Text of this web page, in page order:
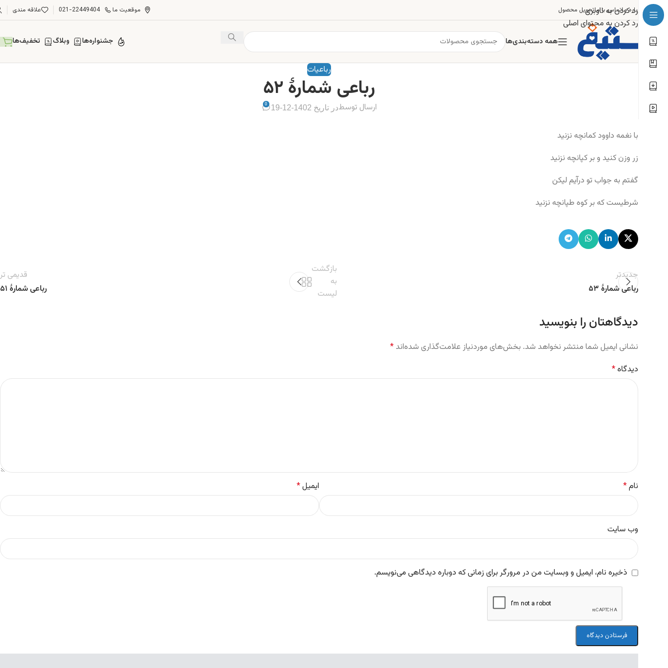
رد کردن به ناوبری
رد کردن به محتوای اصلی
درباره ماتماس با ماتحویل محصول موقعیت ما 021-22449404 علاقه مندی
همه دسته‌بندی‌ها جشنواره‌ها وبلاگ تخفیف‌ها
رباعیات
رباعی شمارهٔ ۵۲
ارسال توسطدر تاریخ 1402-12-19 0
با نغمه داوود کمانچه نزنید
زر وزن کنید و بر کپانچه نزنید
گفتم به جواب تو درآیم لیکن
شرطیست که بر کوه طپانچه نزنید
جدیدتر
رباعی شمارهٔ ۵۳
بازگشت
به
لیست
قدیمی تر
رباعی شمارهٔ ۵۱
دیدگاهتان را بنویسید
نشانی ایمیل شما منتشر نخواهد شد. بخش‌های موردنیاز علامت‌گذاری شده‌اند *
دیدگاه*
نام* ایمیل*
وب‌ سایت
ذخیره نام، ایمیل و وبسایت من در مرورگر برای زمانی که دوباره دیدگاهی می‌نویسم.